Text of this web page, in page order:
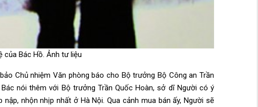
của Bác Hồ. Ảnh tư liệu
Chủ nhiệm Văn phòng báo cho Bộ trưởng Bộ Công an Trần
nói thêm với Bộ trưởng Trần Quốc Hoàn, sở dĩ Người có ý
nhộn nhịp nhất ở Hà Nội. Qua cảnh mua bán ấy, Người sẽ